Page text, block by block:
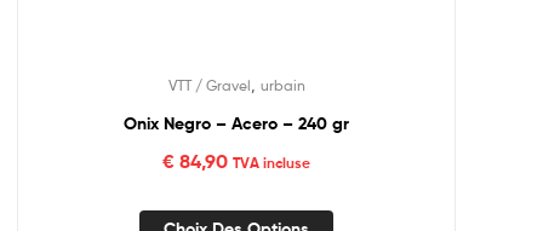
VTT / Gravel, urbain
Onix Negro – Acero – 240 gr
€ 84,90 TVA incluse